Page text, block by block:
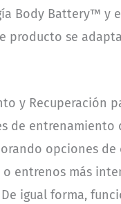
Body Battery™ y
producto se
y Recuperación
de
opciones
entrenos más
igual forma,